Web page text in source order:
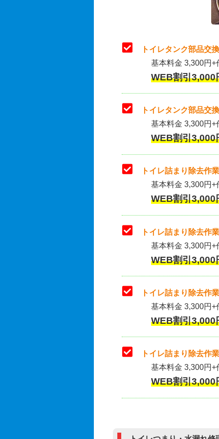
トイレタンク部品交
基本料金 3,300円
WEB割引
トイレタンク部品交
基本料金 3,300円+
WEB割引
トイレ詰まり除去作
基本料金 3,300円+
WEB割引
トイレ詰まり除去作
基本料金 3,300円+
WEB割引
トイレ詰まり除去
基本料金 3,300円+
WEB割引
トイレ詰まり除去作
基本料金 3,300円+
WEB割引